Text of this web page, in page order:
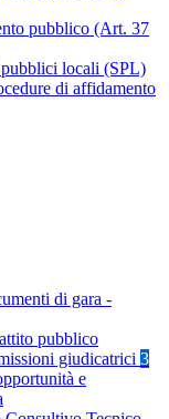
pubblico (Art. 37
locali (SPL)
di affidamento
di gara -
pubblico
giudicatrici 3
e